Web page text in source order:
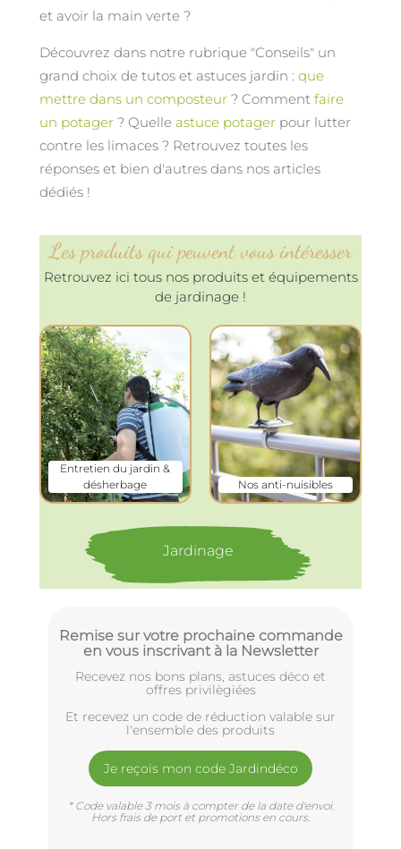
et avoir la main verte ?
Découvrez dans notre rubrique "Conseils" un
grand choix de tutos et astuces jardin : que
mettre dans un composteur ? Comment faire
un potager ? Quelle astuce potager pour lutter
contre les limaces ? Retrouvez toutes les
réponses et bien d'autres dans nos articles
dédiés !
Les produits qui peuvent vous intéresser
Entretien du jardin &
désherbage
Retrouvez ici tous nos produits et équipements
de jardinage !
Jardinage
Nos anti-nuisibles
Remise sur votre prochaine commande
en vous inscrivant à la Newsletter
Recevez nos bons plans, astuces déco et
offres privilègiées
Et recevez un code de réduction valable sur
l'ensemble des produits
Je reçois mon code Jardindéco
* Code valable 3 mois à compter de la date d'envoi.
Hors frais de port et promotions en cours.